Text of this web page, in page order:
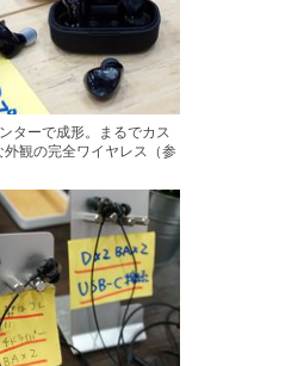
ターで成形。まるでカス
観の完全ワイヤレス（参